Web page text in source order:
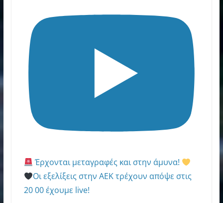
Έρχονται μεταγραφές και στην άμυνα!
Οι εξελίξεις στην ΑΕΚ τρέχουν απόψε στις
20 00 έχουμε live!